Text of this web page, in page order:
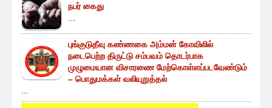
நபர் கைது
புங்குடுதீவு கண்ணகை அம்மன் கோவிலில்
நடைபெற்ற திருட்டு சம்பவம் தொடர்பாக
முழுமையான விசாரணை மேற்கொள்ளப்படவேண்டும்
– பொதுமக்கள் வலியுறுத்தல்